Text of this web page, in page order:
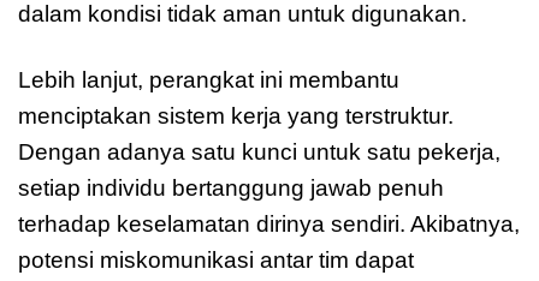
dalam kondisi tidak aman untuk digunakan.
Lebih lanjut, perangkat ini membantu
menciptakan sistem kerja yang terstruktur.
Dengan adanya satu kunci untuk satu pekerja,
setiap individu bertanggung jawab penuh
terhadap keselamatan dirinya sendiri. Akibatnya,
potensi miskomunikasi antar tim dapat